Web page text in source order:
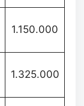
1.150.000
1.325.000